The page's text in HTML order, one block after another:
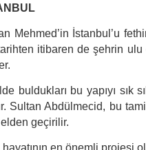
Mehmed’in İstanbul’u
itibaren de şehrin
buldukları bu yapıyı
Sultan Abdülmecid, bu
geçirilir.
hayatının en önemli projesi